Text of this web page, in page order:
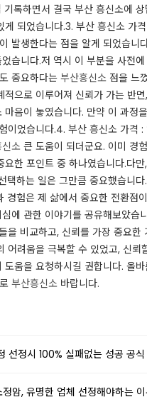
록하면서 결국 부산 흥신소에
게 되었습니다.​​3. 부산 흥신소 가
발생한다는 점을 알게 되었습니
습니다.​저 역시 이 부분을 사전
중요하다는 부산흥신소 점을 느
적으로 이루어져 신뢰가 가는 반
음이 놓였습니다. 만약 이 과정
이었습니다.​​4. 부산 흥신소 가격
소 큰 도움이 되더군요. 이미 경
한 포인트 중 하나였습니다.​다
택하는 일은 그만큼 중요했습니
경험은 제 삶에서 중요한 전환
에 관한 이야기를 공유해보았습
을 비교하고, 신뢰를 가장 중요
어려움을 극복할 수 있었고, 신
도움을 요청하시길 권합니다. 올
부산흥신소 바랍니다.​​​
선정시 100% 실패없는 성공 공식
암, 유명한 업체 선정해야하는